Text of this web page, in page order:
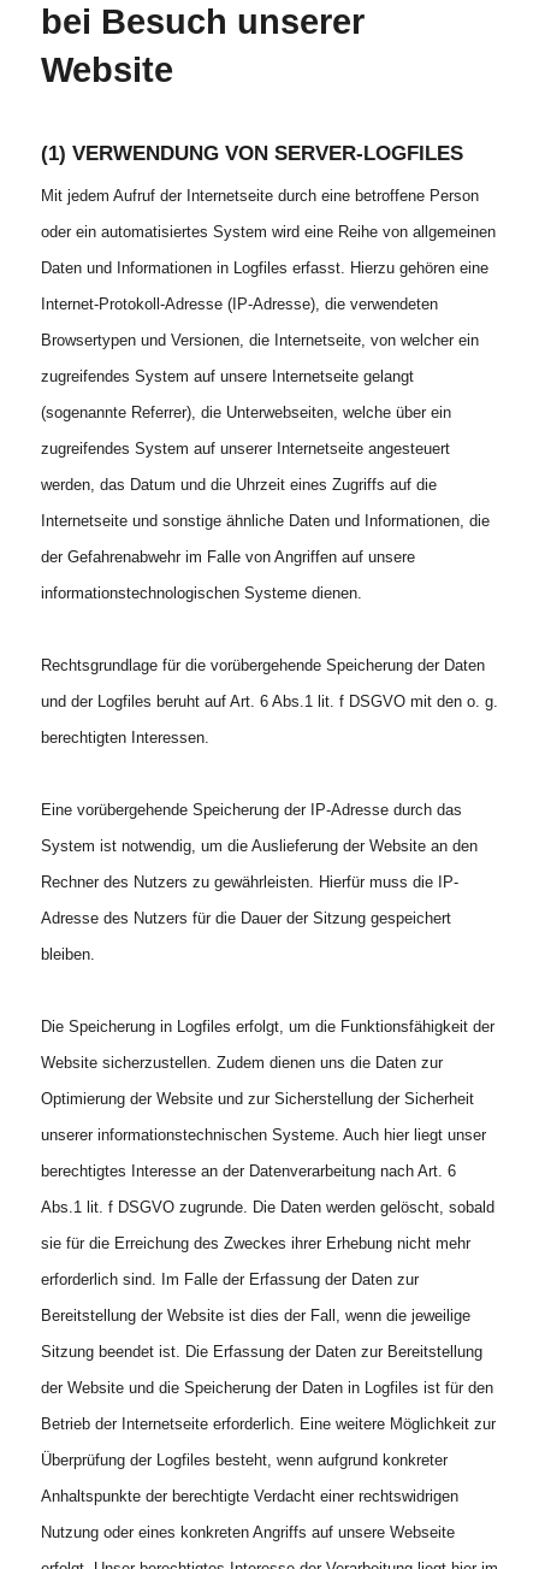
bei Besuch unserer
Website
(1) VERWENDUNG VON SERVER-LOGFILES
Mit jedem Aufruf der Internetseite durch eine betroffene Person
oder ein automatisiertes System wird eine Reihe von allgemeinen
Daten und Informationen in Logfiles erfasst. Hierzu gehören eine
Internet-Protokoll-Adresse (IP-Adresse), die verwendeten
Browsertypen und Versionen, die Internetseite, von welcher ein
zugreifendes System auf unsere Internetseite gelangt
(sogenannte Referrer), die Unterwebseiten, welche über ein
zugreifendes System auf unserer Internetseite angesteuert
werden, das Datum und die Uhrzeit eines Zugriffs auf die
Internetseite und sonstige ähnliche Daten und Informationen, die
der Gefahrenabwehr im Falle von Angriffen auf unsere
informationstechnologischen Systeme dienen.
Rechtsgrundlage für die vorübergehende Speicherung der Daten
und der Logfiles beruht auf Art. 6 Abs.1 lit. f DSGVO mit den o. g.
berechtigten Interessen.
Eine vorübergehende Speicherung der IP-Adresse durch das
System ist notwendig, um die Auslieferung der Website an den
Rechner des Nutzers zu gewährleisten. Hierfür muss die IP-
Adresse des Nutzers für die Dauer der Sitzung gespeichert
bleiben.
Die Speicherung in Logfiles erfolgt, um die Funktionsfähigkeit der
Website sicherzustellen. Zudem dienen uns die Daten zur
Optimierung der Website und zur Sicherstellung der Sicherheit
unserer informationstechnischen Systeme. Auch hier liegt unser
berechtigtes Interesse an der Datenverarbeitung nach Art. 6
Abs.1 lit. f DSGVO zugrunde. Die Daten werden gelöscht, sobald
sie für die Erreichung des Zweckes ihrer Erhebung nicht mehr
erforderlich sind. Im Falle der Erfassung der Daten zur
Bereitstellung der Website ist dies der Fall, wenn die jeweilige
Sitzung beendet ist. Die Erfassung der Daten zur Bereitstellung
der Website und die Speicherung der Daten in Logfiles ist für den
Betrieb der Internetseite erforderlich. Eine weitere Möglichkeit zur
Überprüfung der Logfiles besteht, wenn aufgrund konkreter
Anhaltspunkte der berechtigte Verdacht einer rechtswidrigen
Nutzung oder eines konkreten Angriffs auf unsere Webseite